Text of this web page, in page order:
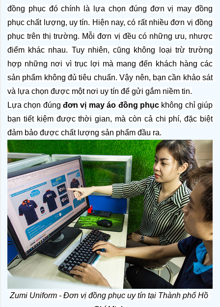
đồng phục đó chính là lựa chọn đúng đơn vị may đồng
phục chất lượng, uy tín. Hiện nay, có rất nhiều đơn vị đồng
phục trên thị trường. Mỗi đơn vị đều có những ưu, nhược
điểm khác nhau. Tuy nhiên, cũng không loại trừ trường
hợp những nơi vì trục lợi mà mang đến khách hàng các
sản phẩm không đủ tiêu chuẩn. Vậy nên, bạn cần khảo sát
và lựa chọn được một nơi uy tín để gửi gắm niềm tin.
Lựa chọn đúng đơn vị may áo đồng phục không chỉ giúp
bạn tiết kiệm được thời gian, mà còn cả chi phí, đặc biệt
đảm bảo được chất lượng sản phẩm đầu ra.
Zumi Uniform - Đơn vị đồng phục uy tín tại Thành phố Hồ